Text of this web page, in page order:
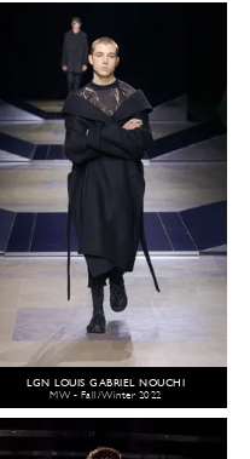
LGN LOUIS GABRIEL NOUCHI
MW - Fall/Winter 2022